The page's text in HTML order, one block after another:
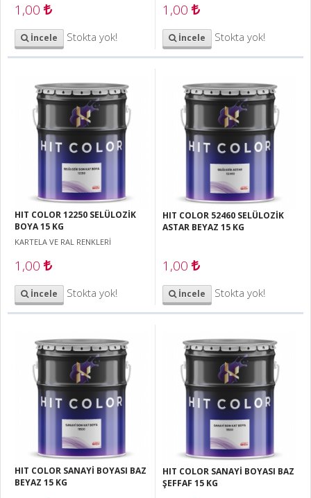
1,00
İncele Stokta yok!
1,00
İncele Stokta yok!
HIT COLOR 12250 SELÜLOZİK
BOYA 15 KG
KARTELA VE RAL RENKLERİ
1,00
İncele Stokta yok!
HIT COLOR 52460 SELÜLOZİK
ASTAR BEYAZ 15 KG
1,00
İncele Stokta yok!
HIT COLOR SANAYİ BOYASI BAZ
BEYAZ 15 KG
HIT COLOR SANAYİ BOYASI BAZ
ŞEFFAF 15 KG